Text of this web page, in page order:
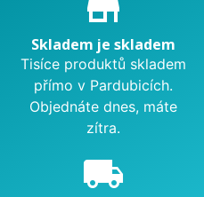
Skladem je skladem
Tisíce produktů skladem
přímo v Pardubicích.
Objednáte dnes, máte
zítra.
local_shipping